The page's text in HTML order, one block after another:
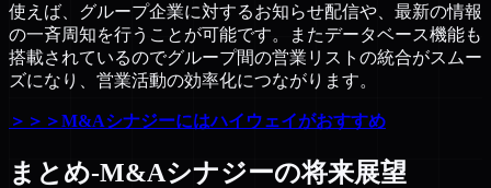
使えば、グループ企業に対するお知らせ配信や、最新の情報
の一斉周知を行うことが可能です。またデータベース機能も
搭載されているのでグループ間の営業リストの統合がスムー
ズになり、営業活動の効率化につながります。
＞＞＞M&Aシナジーにはハイウェイがおすすめ
まとめ-M&Aシナジーの将来展望